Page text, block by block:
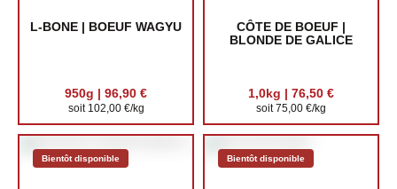
L-BONE | BOEUF WAGYU
950g | 96,90 €
soit 102,00 €/kg
CÔTE DE BOEUF |
BLONDE DE GALICE
1,0kg | 76,50 €
soit 75,00 €/kg
Bientôt disponible Bientôt disponible